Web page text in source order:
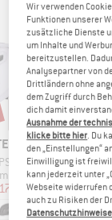
Helmet
Preis
€
2
ab
Wir verwenden
Funktionen unserer
zusätzliche Dienste
um Inhalte und
bereitzustellen.
Analysepartner von
Drittländern ohne
dem Zugriff durch
dich damit
Ausnahme der
klicke bitte hier. Du
den „Einstellungen“
Einwilligung ist
kann jederzeit unter
Webseite widerrufen
auch zu Risiken der